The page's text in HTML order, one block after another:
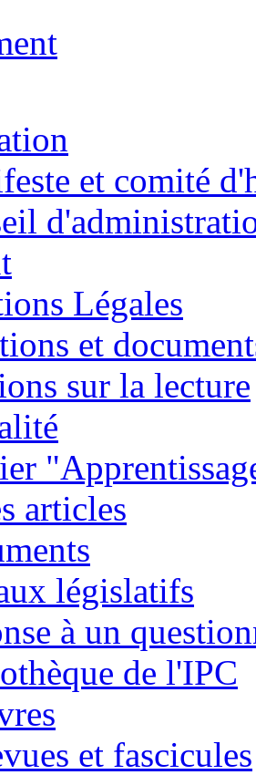
et comité
Légales
et
sur la lecture
articles
législatifs
à un
de l'IPC
et fascicules